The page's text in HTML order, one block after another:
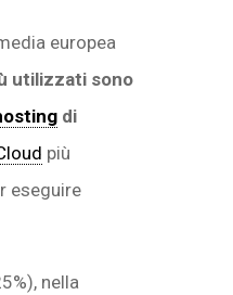
europea
utilizzati sono
di
più
eseguire
nella